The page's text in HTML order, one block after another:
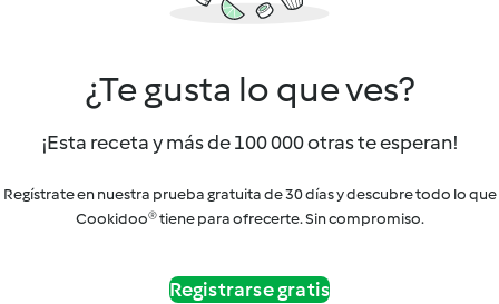
¿Te gusta lo que ves?
¡Esta receta y más de 100 000 otras te esperan!
Regístrate en nuestra prueba gratuita de 30 días y descubre todo lo que
Cookidoo® tiene para ofrecerte. Sin compromiso.
Registrarse gratis